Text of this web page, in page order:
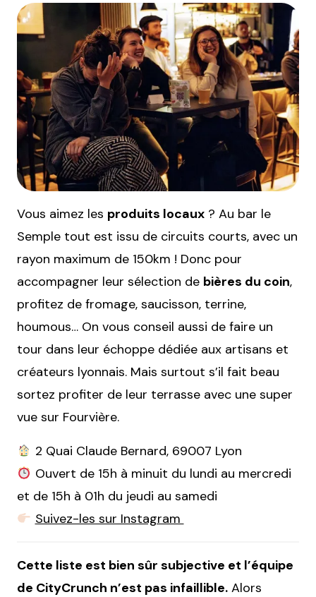
Vous aimez les produits locaux ? Au bar le
Semple tout est issu de circuits courts, avec un
rayon maximum de 150km ! Donc pour
accompagner leur sélection de bières du coin,
profitez de fromage, saucisson, terrine,
houmous… On vous conseil aussi de faire un
tour dans leur échoppe dédiée aux artisans et
créateurs lyonnais. Mais surtout s’il fait beau
sortez profiter de leur terrasse avec une super
vue sur Fourvière.
2 Quai Claude Bernard, 69007 Lyon
Ouvert de 15h à minuit du lundi au mercredi
et de 15h à 01h du jeudi au samedi
Suivez-les sur Instagram
Cette liste est bien sûr subjective et l’équipe
de CityCrunch n’est pas infaillible. Alors